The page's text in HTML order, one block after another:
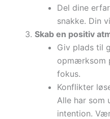
Del dine
snakke. Din
Skab en positiv
Giv plads til
opmærksom
fokus.
Konflikter
Alle har som
intention.